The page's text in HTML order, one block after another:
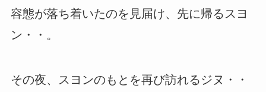
容態が落ち着いたのを見届け、先に帰るスヨ
ン・・。
その夜、スヨンのもとを再び訪れるジヌ・・